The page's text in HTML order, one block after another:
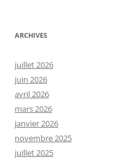
ARCHIVES
juillet 2026
juin 2026
avril 2026
mars 2026
janvier 2026
novembre 2025
juillet 2025